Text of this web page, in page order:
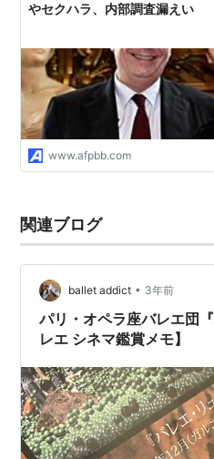
やセクハラ、内部調査漏えい
www.afpbb.com
関連ブログ
ballet addict • 3年前
パリ・オペラ座バレエ団
レエ シネマ鑑賞メモ】